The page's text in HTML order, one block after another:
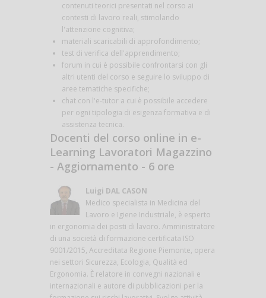
contenuti teorici presentati nel corso ai
contesti di lavoro reali, stimolando
l'attenzione cognitiva;
materiali scaricabili di approfondimento;
test di verifica dell'apprendimento;
forum in cui è possibile confrontarsi con gli
altri utenti del corso e seguire lo sviluppo di
aree tematiche specifiche;
chat con l'e-tutor a cui è possibile accedere
per ogni tipologia di esigenza formativa e di
assistenza tecnica.
Docenti del corso online in e-
Learning Lavoratori Magazzino
- Aggiornamento - 6 ore
Luigi DAL CASON
Medico specialista in Medicina del
Lavoro e Igiene Industriale, è esperto
in ergonomia dei posti di lavoro. Amministratore
di una società di formazione certificata ISO
9001/2015, Accreditata Regione Piemonte, opera
nei settori Sicurezza, Ecologia, Qualità ed
Ergonomia. È relatore in convegni nazionali e
internazionali e autore di pubblicazioni per la